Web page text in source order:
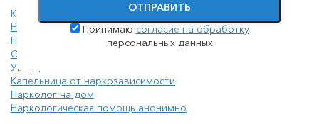
Консультация нарколога
Наркологическая помощь
Наркологическая помощь на дому
Снятие ломки
УБОД
Капельница от наркозависимости
Нарколог на дом
Наркологическая помощь анонимно
ОТПРАВИТЬ
Принимаю согласие на обработку
персональных данных